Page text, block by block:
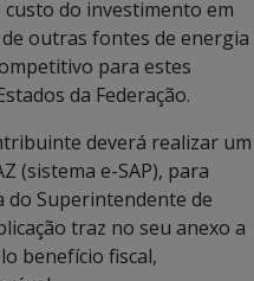
do investimento em
outras fontes de energia
para estes
da Federação.
deverá realizar um
(sistema e-SAP), para
do Superintendente de
traz no seu anexo a
benefício fiscal,